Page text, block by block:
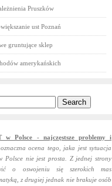
Pruszków
ust Poznań
gruntujące sklep
amerykańskich
w Polsce - najczęstsze problemy i
ocena tego, jaka jest sytuacja
Polsce nie jest prosta. Z jednej strony
o oswojeniu się szerokich mas
z drugiej jednak nie brakuje osób